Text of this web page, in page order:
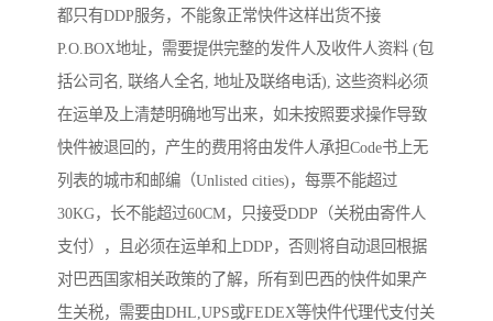
都只有DDP服务，不能象正常快件这样出货不接
P.O.BOX地址，需要提供完整的发件人及收件人资料 (包
括公司名, 联络人全名, 地址及联络电话), 这些资料必须
在运单及上清楚明确地写出来，如未按照要求操作导致
快件被退回的，产生的费用将由发件人承担Code书上无
列表的城市和邮编（Unlisted cities)，每票不能超过
30KG，长不能超过60CM，只接受DDP（关税由寄件人
支付），且必须在运单和上DDP，否则将自动退回根据
对巴西国家相关政策的了解，所有到巴西的快件如果产
生关税，需要由DHL,UPS或FEDEX等快件代理代支付关